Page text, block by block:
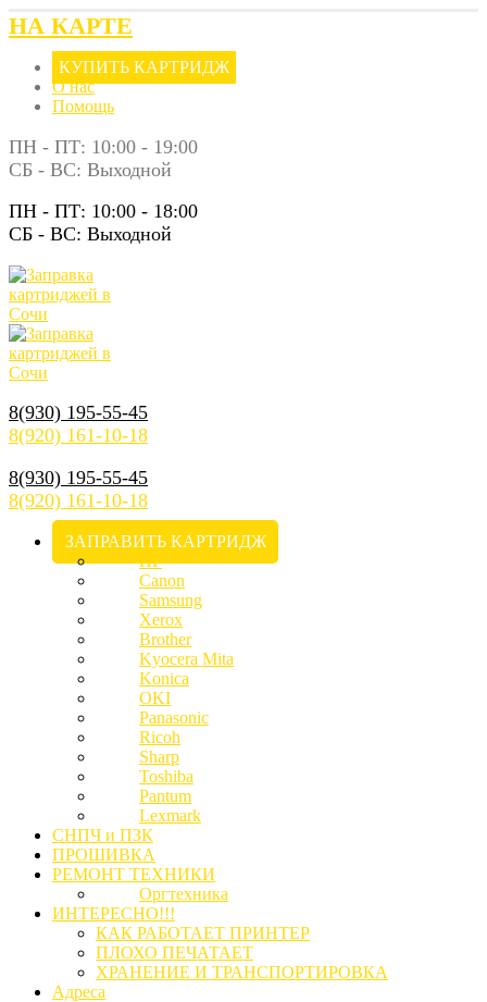
НА КАРТЕ
КУПИТЬ КАРТРИДЖ
О нас
Помощь
ПН - ПТ: 10:00 - 19:00
СБ - ВС: Выходной
ПН - ПТ: 10:00 - 18:00
СБ - ВС: Выходной
8(930) 195-55-45
8(920) 161-10-18
8(930) 195-55-45
8(920) 161-10-18
ЗАПРАВИТЬ КАРТРИДЖ
HP
Canon
Samsung
Xerox
Brother
Kyocera Mita
Konica
OKI
Panasonic
Ricoh
Sharp
Toshiba
Pantum
Lexmark
СНПЧ и ПЗК
ПРОШИВКА
РЕМОНТ ТЕХНИКИ
Оргтехника
ИНТЕРЕСНО!!!
КАК РАБОТАЕТ ПРИНТЕР
ПЛОХО ПЕЧАТАЕТ
ХРАНЕНИЕ И ТРАНСПОРТИРОВКА
Адреса